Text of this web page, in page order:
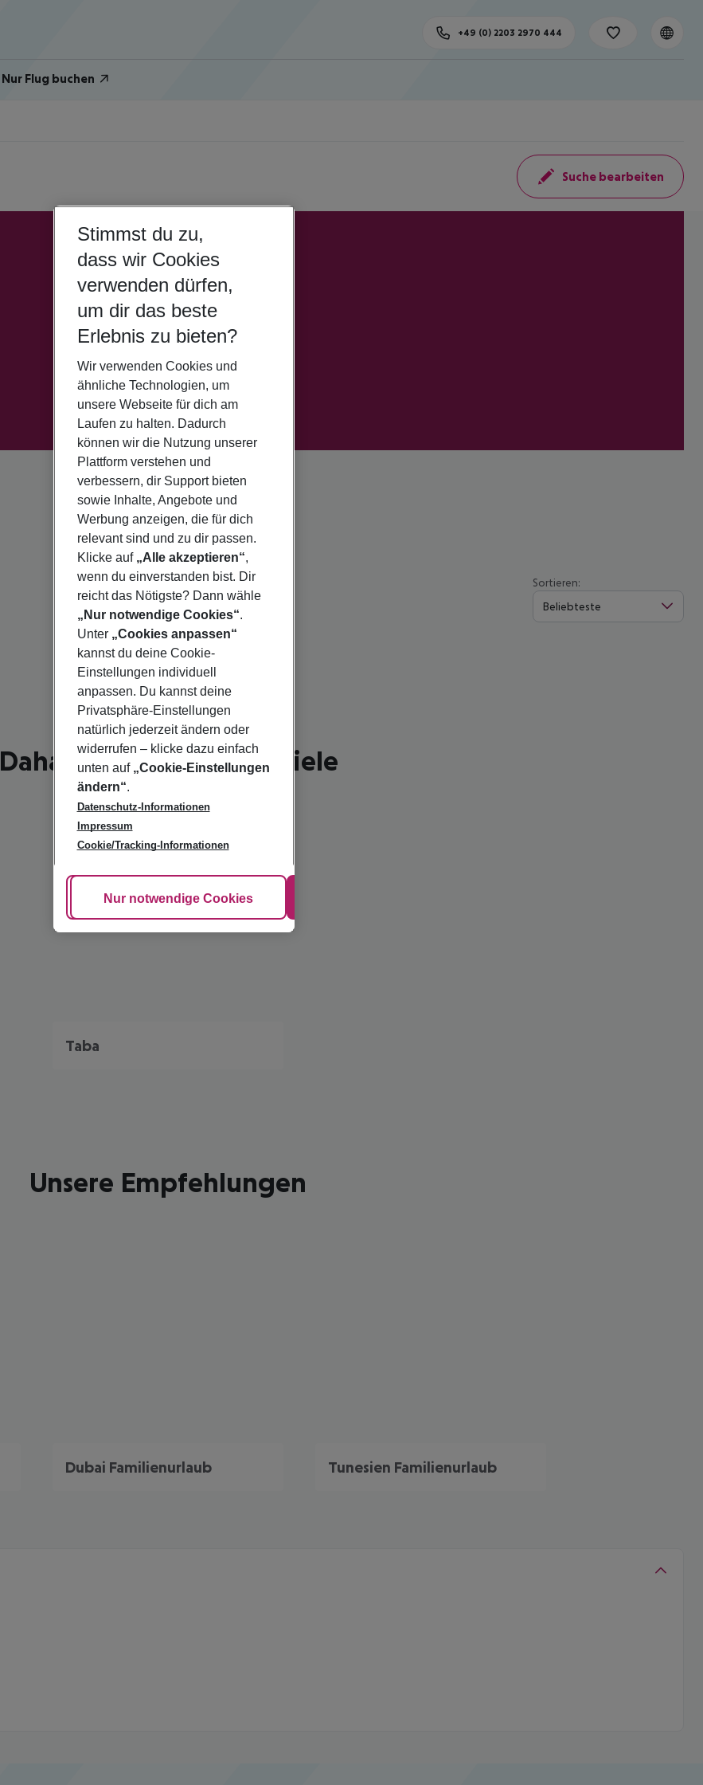
Nur Flug buchen
+49 (0) 2203 2970 444
Suche bearbeiten
Sortieren:
Beliebteste
Dahab - schönste Reiseziele
Taba
Unsere Empfehlungen
Dubai Familienurlaub Tunesien Familienurlaub
Stimmst du zu,
dass wir Cookies
verwenden dürfen,
um dir das beste
Erlebnis zu bieten?
Wir verwenden Cookies und
ähnliche Technologien, um
unsere Webseite für dich am
Laufen zu halten. Dadurch
können wir die Nutzung unserer
Plattform verstehen und
verbessern, dir Support bieten
sowie Inhalte, Angebote und
Werbung anzeigen, die für dich
relevant sind und zu dir passen.
Klicke auf „Alle akzeptieren“,
wenn du einverstanden bist. Dir
reicht das Nötigste? Dann wähle
„Nur notwendige Cookies“.
Unter „Cookies anpassen“
kannst du deine Cookie-
Einstellungen individuell
anpassen. Du kannst deine
Privatsphäre-Einstellungen
natürlich jederzeit ändern oder
widerrufen – klicke dazu einfach
unten auf „Cookie-Einstellungen
ändern“.
Datenschutz-Informationen
Impressum
Cookie/Tracking-Informationen
Cookie anpassen
Nur notwendige Cookies